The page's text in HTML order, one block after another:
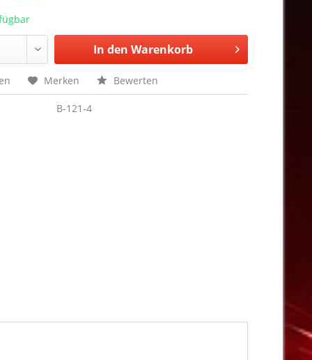
In den Warenkorb
Merken Bewerten
B-121-4